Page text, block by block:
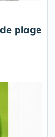
plage